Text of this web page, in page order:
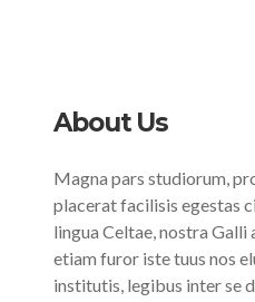
About Us
Magna pars studiorum,
placerat facilisis egestas
lingua Celtae, nostra Galli
etiam furor iste tuus nos
institutis, legibus inter se